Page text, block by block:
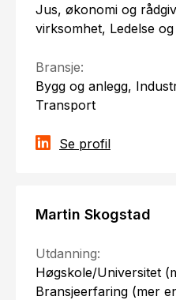
Jus, økonomi og
virksomhet, Ledelse
Bransje:
Bygg og anlegg,
Transport
Se profil
Martin Skogstad
Utdanning:
Høgskole/Universitet
Bransjeerfaring (mer